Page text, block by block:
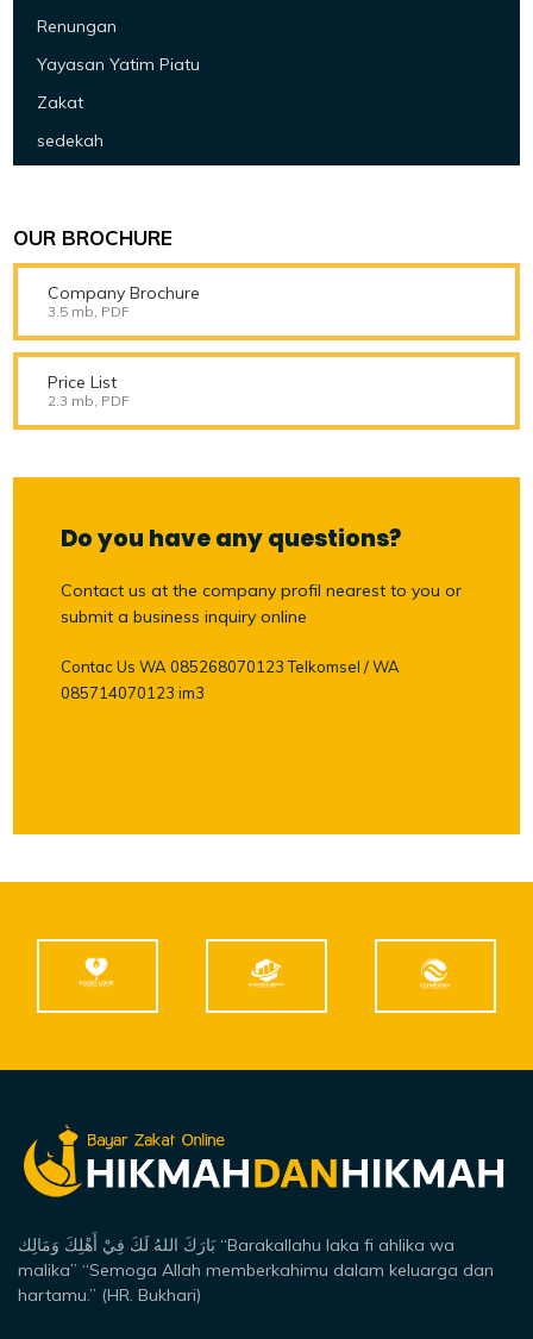
Renungan
Yayasan Yatim Piatu
Zakat
sedekah
OUR BROCHURE
Company Brochure
3.5 mb, PDF
Price List
2.3 mb, PDF
Do you have any questions?
Contact us at the company profil nearest to you or
submit a business inquiry online
Contac Us WA 085268070123 Telkomsel / WA
085714070123 im3
بَارَكَ اللهُ لَكَ فِيْ أَهْلِكَ وَمَالِك “Barakallahu laka fi ahlika wa
malika” “Semoga Allah memberkahimu dalam keluarga dan
hartamu.” (HR. Bukhari)